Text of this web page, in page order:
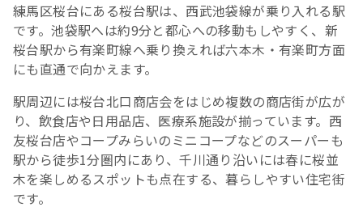
練馬区桜台にある桜台駅は、西武池袋線が乗り入れる駅
です。池袋駅へは約9分と都心への移動もしやすく、新
桜台駅から有楽町線へ乗り換えれば六本木・有楽町方面
にも直通で向かえます。
駅周辺には桜台北口商店会をはじめ複数の商店街が広が
り、飲食店や日用品店、医療系施設が揃っています。西
友桜台店やコープみらいのミニコープなどのスーパーも
駅から徒歩1分圏内にあり、千川通り沿いには春に桜並
木を楽しめるスポットも点在する、暮らしやすい住宅街
です。